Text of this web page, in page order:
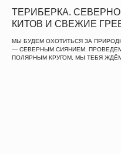
ТЕРИБЕРКА.
КИТОВ И СВЕЖИЕ
МЫ БУДЕМ ОХОТИТЬСЯ ЗА
— СЕВЕРНЫМ СИЯНИЕМ.
ПОЛЯРНЫМ КРУГОМ, МЫ ТЕБЯ